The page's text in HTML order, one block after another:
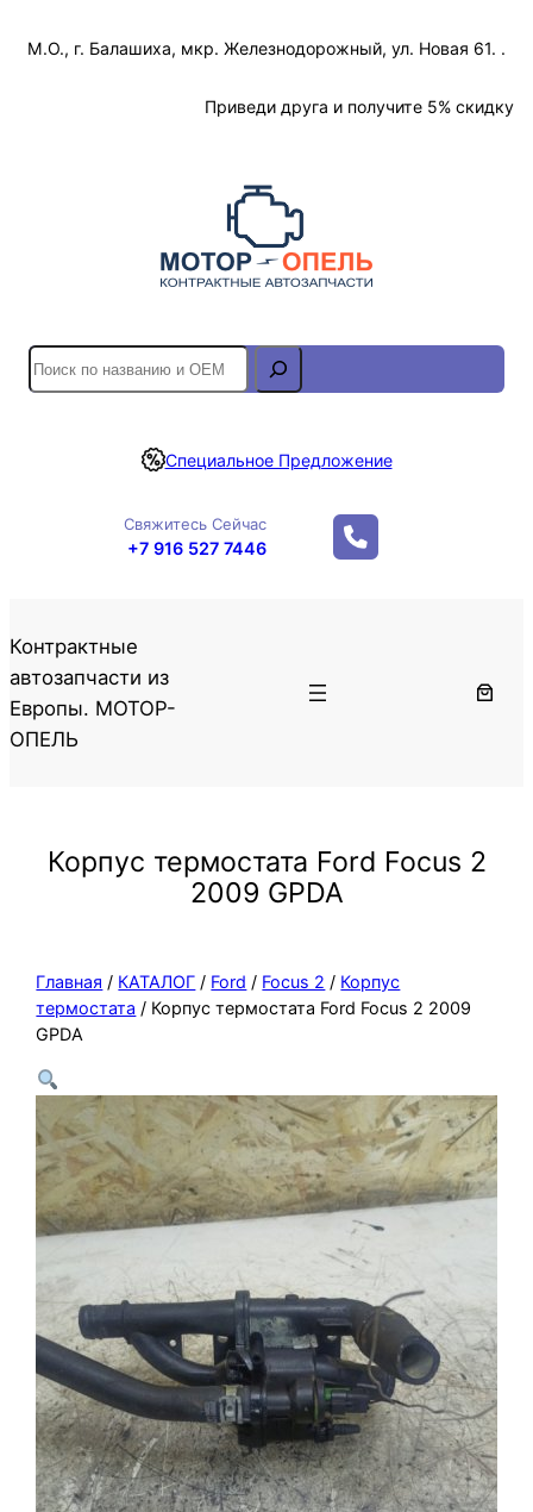
М.О., г. Балашиха, мкр. Железнодорожный, ул. Новая 61. .
Приведи друга и получите 5% скидку
S
e
r
Специальное Предложение
Свяжитесь Сейчас
+7 916 527 7446
Контрактные
автозапчасти из
Европы. МОТОР-
ОПЕЛЬ
Корпус термостата Ford Focus 2
2009 GPDA
Главная / КАТАЛОГ / Ford / Focus 2 / Корпус
термостата / Корпус термостата Ford Focus 2 2009
GPDA